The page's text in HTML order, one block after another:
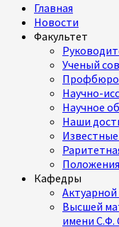
Главная
Новости
Факультет
Ученый
Профбюро
Научно-
Научное
Наши
Положения
Кафедры
Высшей
имени С.Ф.